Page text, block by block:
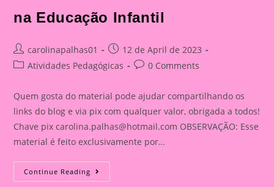
na Educação Infantil
Post
author:
carolinapalhas01
Post
published:
12 de April de 2023
PostAtividades Pedagógicas
Post0 Comments
Quem gosta do material pode ajudar compartilhando os
links do blog e via pix com qualquer valor, obrigada a todos!
Chave pixcarolina.palhas@hotmail.com OBSERVAÇÃO: Esse
material é feito exclusivamente por…
Continue Reading Relatório
Individual